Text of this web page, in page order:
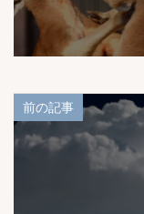
前の記事